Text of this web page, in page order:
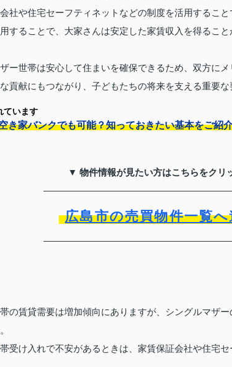
社や住宅セーフティネットなどの制度を活用すること
することで、大家さんは安定した家賃収入を得るこ
ー世帯は安心して住まいを確保できるため、双方にメ
貢献にもつながり、子どもたちの将来を支える重要な
ています
き家バンクでも可能？知っておきたい基本をご紹
▼ 物件情報が見たい方はこちらをクリ
広島市の売買物件一覧
の賃貸需要は増加傾向にありますが、シングルマザ
受け入れで不安があるときは、家賃保証会社や住宅